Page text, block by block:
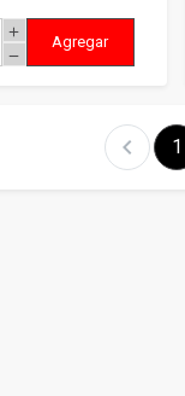
add
remove
Agregar
chevron_left 1